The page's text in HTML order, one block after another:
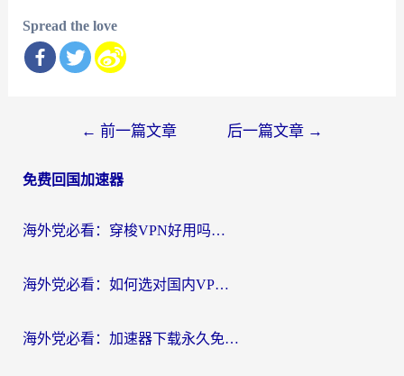
Spread the love
导
← 前一篇文章 后一篇文章 →
免费回国加速器
海外党必看：穿梭VPN好用吗？和云帆VPN对比哪个回国效果更好？附真实测评+避坑指南
海外党必看：如何选对国内VPN，实现无缝访问国内资源？
海外党必看：加速器下载永久免费版真的存在吗？教你无缝访问国内资源的正确姿势